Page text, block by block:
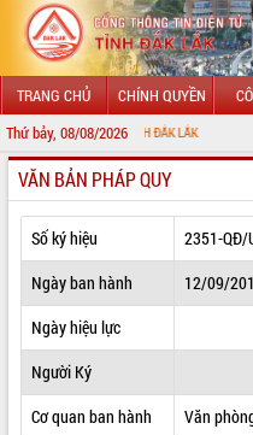
TRANG CHỦ CHÍNH QUYỀN
Thứ bảy, 08/08/2026
GIỚI THIỆU
LÃNH ĐẠO UBND TỈNH
TIN TỨC SỰ KIỆN
SỞ, BAN, NGÀNH
UBND CÁC XÃ, PHƯỜNG
THÔNG TIN CHỈ ĐẠO ĐIỀU HÀNH
VĂN BẢN PHÁP QUY
Số ký hiệu
2351-QĐ/
Ngày ban hành
12/09/
Ngày hiệu lực
Người Ký
Cơ quan ban hành
Văn